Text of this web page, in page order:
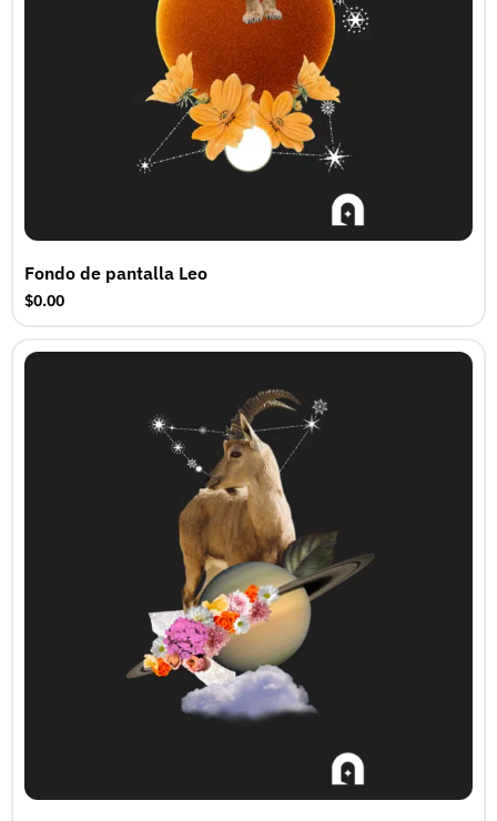
Fondo de pantalla Leo
$0.00